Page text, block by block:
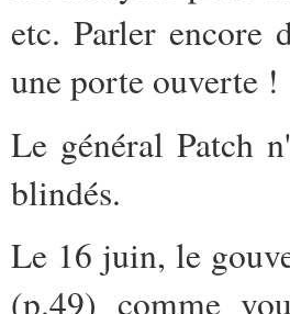
etc. Parler encore
une porte ouverte !
Le général Patch
blindés.
Le 16 juin, le
(p.49) comme